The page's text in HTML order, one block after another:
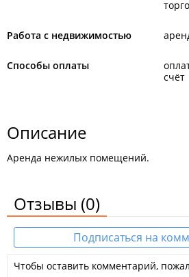
Работа с недвижимостью
Способы оплаты
счёт
Описание
Аренда нежилых помещений.
Отзывы (0)
Подписаться на
Чтобы оставить комментарий,